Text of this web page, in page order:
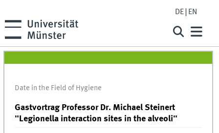
DE EN
Date in the Field of Hygiene
Gastvortrag Professor Dr. Michael Steinert
"Legionella interaction sites in the alveoli"